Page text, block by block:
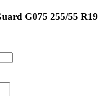
G075 255/55 R19